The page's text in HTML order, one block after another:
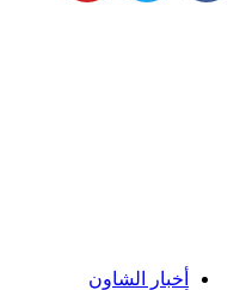
أخبار الشاون